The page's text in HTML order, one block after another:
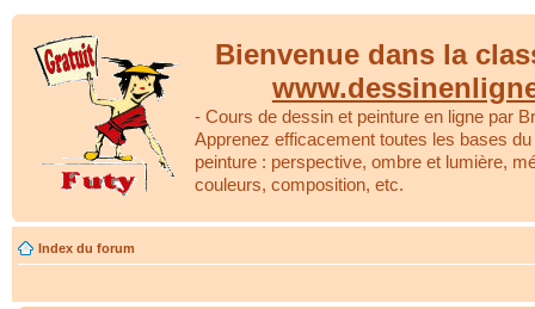
Bienvenue dans la
- Cours de dessin et peinture en ligne par
Apprenez efficacement toutes les bases
peinture : perspective, ombre et lumière,
couleurs, composition, etc.
Index du forum